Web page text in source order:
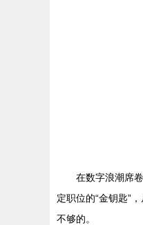
在数字浪潮席
定职位的“金钥匙”
不够的。